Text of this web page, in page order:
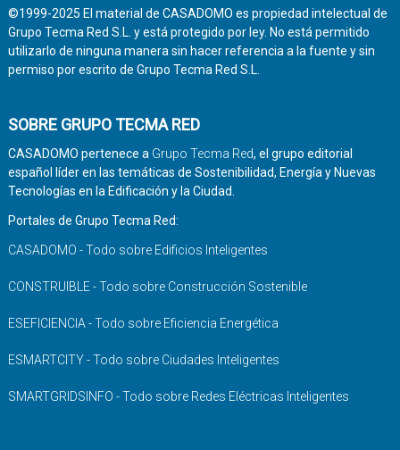
©1999-2025 El material de CASADOMO es propiedad intelectual de
Grupo Tecma Red S.L. y está protegido por ley. No está permitido
utilizarlo de ninguna manera sin hacer referencia a la fuente y sin
permiso por escrito de Grupo Tecma Red S.L.
SOBRE GRUPO TECMA RED
CASADOMO pertenece a Grupo Tecma Red, el grupo editorial
español líder en las temáticas de Sostenibilidad, Energía y Nuevas
Tecnologías en la Edificación y la Ciudad.
Portales de Grupo Tecma Red:
CASADOMO - Todo sobre Edificios Inteligentes
CONSTRUIBLE - Todo sobre Construcción Sostenible
ESEFICIENCIA - Todo sobre Eficiencia Energética
ESMARTCITY - Todo sobre Ciudades Inteligentes
SMARTGRIDSINFO - Todo sobre Redes Eléctricas Inteligentes